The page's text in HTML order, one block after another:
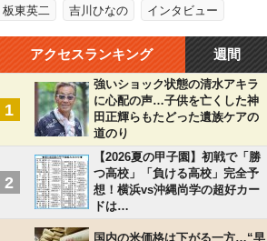
板東英二 吉川ひなの インタビュー
アクセスランキング 週間
1
強いショック状態の清水アキラ
に心配の声…子供を亡くした神
田正輝らもたどった遺族ケアの
道のり
2
【2026夏の甲子園】初戦で「勝
つ高校」「負ける高校」完全予
想！横浜vs沖縄尚学の超好カー
ドは…
国内の米価格は下がる一方…“早